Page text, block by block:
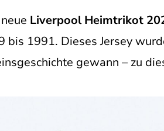
Liverpool Heimtrikot
bis 1991. Dieses Jersey
gewann – zu